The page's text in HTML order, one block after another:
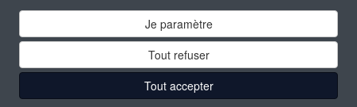
Je paramètre
Tout refuser
Tout accepter